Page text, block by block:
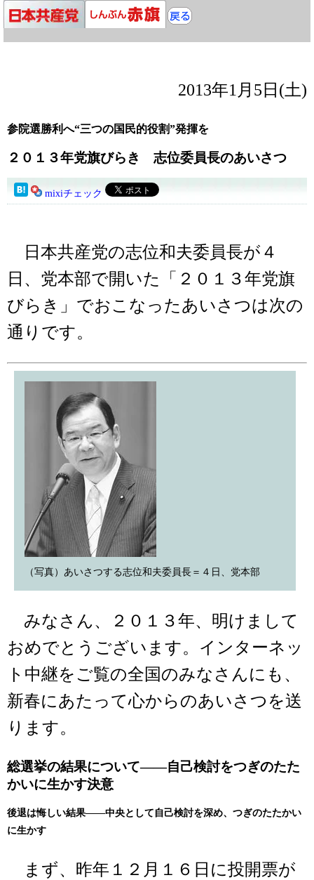
2013年1月5日(土)
参院選勝利へ“三つの国民的役割”発揮を
２０１３年党旗びらき 志位委員長のあいさつ
mixiチェック
日本共産党の志位和夫委員長が４
日、党本部で開いた「２０１３年党旗
びらき」でおこなったあいさつは次の
通りです。
（写真）あいさつする志位和夫委員長＝４日、党本部
みなさん、２０１３年、明けまして
おめでとうございます。インターネッ
ト中継をご覧の全国のみなさんにも、
新春にあたって心からのあいさつを送
ります。
総選挙の結果について――自己検討をつぎのたた
かいに生かす決意
後退は悔しい結果――中央として自己検討を深め、つぎのたたかい
に生かす
まず、昨年１２月１６日に投開票が